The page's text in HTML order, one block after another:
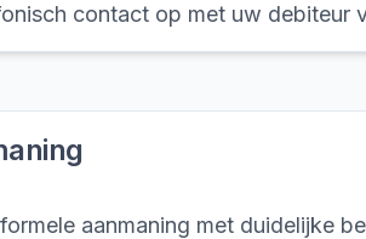
contact op met uw debiteur
aanmaning met duidelijke